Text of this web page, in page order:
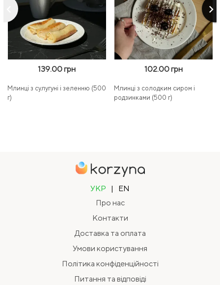
keyboard_arrow_right
139.00 грн
Млинці з сулугуні і зеленню (500
г)
102.00 грн
Млинці з солодким сиром і
родзинками (500 г)
УКР |
EN
Про нас
Контакти
Доставка та оплата
Умови користування
Політика конфіденційності
Питання та відповіді